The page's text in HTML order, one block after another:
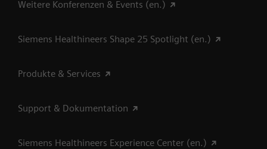
Weitere Konferenzen & Events (en.)
Siemens Healthineers Shape 25 Spotlight (en.)
Produkte & Services
Support & Dokumentation
Siemens Healthineers Experience Center (en.)